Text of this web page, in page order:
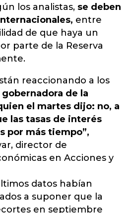
los analistas, se deben
entre
de que haya un
parte de la Reserva
reaccionando a los
gobernadora de la
el martes dijo: no, a
las tasas de interés
por más tiempo”,
director de
en Acciones y
datos habían
a suponer que la
en septiembre